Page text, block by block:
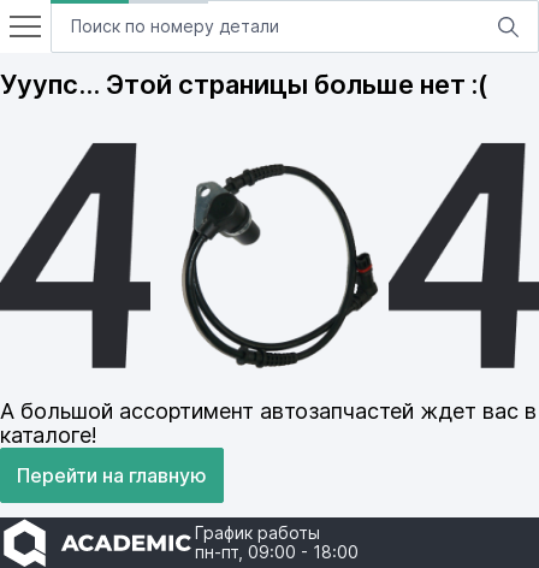
Ууупс… Этой страницы больше нет :(
А большой ассортимент автозапчастей ждет вас в
каталоге!
Перейти на главную
График работы
пн-пт, 09:00 - 18:00